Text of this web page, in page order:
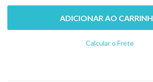
ADICIONAR AO
Calcular o Frete